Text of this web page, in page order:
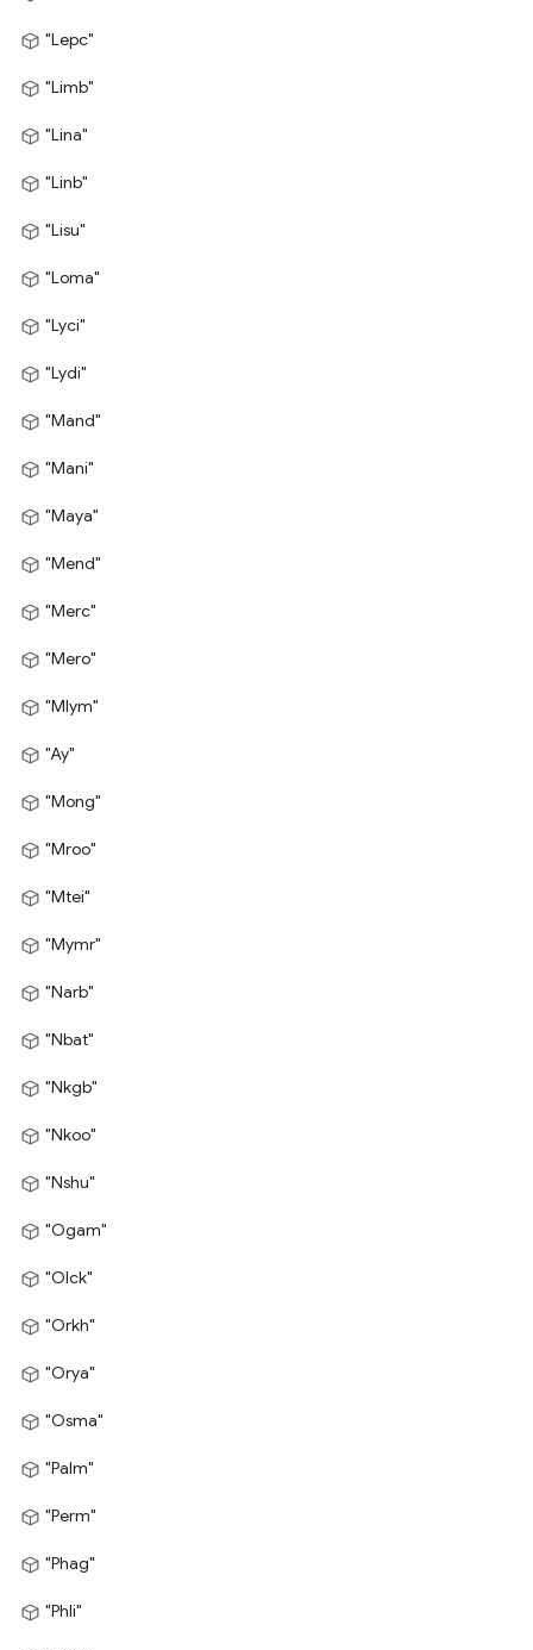
"Lepc"
"Limb"
"Lina"
"Linb"
"Lisu"
"Loma"
"Lyci"
"Lydi"
"Mand"
"Mani"
"Maya"
"Mend"
"Merc"
"Mero"
"Mlym"
"Ay"
"Mong"
"Mroo"
"Mtei"
"Mymr"
"Narb"
"Nbat"
"Nkgb"
"Nkoo"
"Nshu"
"Ogam"
"Olck"
"Orkh"
"Orya"
"Osma"
"Palm"
"Perm"
"Phag"
"Phli"